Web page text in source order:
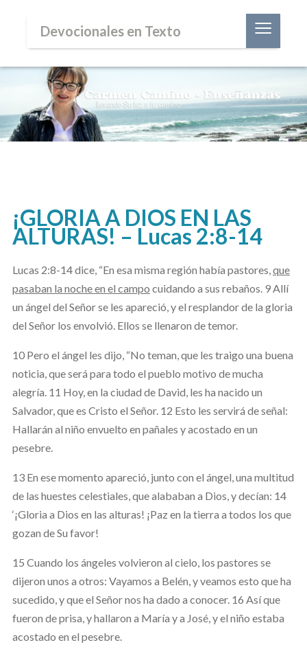
Devocionales en Texto ≡
¡GLORIA A DIOS EN LAS
ALTURAS! – Lucas 2:8-14
Lucas 2:8-14 dice, “En esa misma región había pastores, que
pasaban la noche en el campo cuidando a sus rebaños. 9 Allí
un ángel del Señor se les apareció, y el resplandor de la gloria
del Señor los envolvió. Ellos se llenaron de temor.
10 Pero el ángel les dijo, “No teman, que les traigo una buena
noticia, que será para todo el pueblo motivo de mucha
alegría. 11 Hoy, en la ciudad de David, les ha nacido un
Salvador, que es Cristo el Señor. 12 Esto les servirá de señal:
Hallarán al niño envuelto en pañales y acostado en un
pesebre.
13 En ese momento apareció, junto con el ángel, una multitud
de las huestes celestiales, que alababan a Dios, y decían: 14
‘¡Gloria a Dios en las alturas! ¡Paz en la tierra a todos los que
gozan de Su favor!
15 Cuando los ángeles volvieron al cielo, los pastores se
dijeron unos a otros: Vayamos a Belén, y veamos esto que ha
sucedido, y que el Señor nos ha dado a conocer. 16 Así que
fueron de prisa, y hallaron a María y a José, y el niño estaba
acostado en el pesebre.